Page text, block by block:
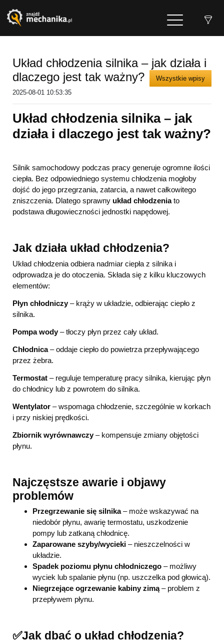
Układ chłodzenia silnika – jak działa i
dlaczego jest tak ważny?
Wszystkie wpisy
2025-08-01 10:53:35
Układ chłodzenia silnika – jak
działa i dlaczego jest tak ważny?
Silnik samochodowy podczas pracy generuje ogromne ilości
ciepła. Bez odpowiedniego systemu chłodzenia mogłoby
dojść do jego przegrzania, zatarcia, a nawet całkowitego
zniszczenia. Dlatego sprawny układ chłodzeniato
podstawa długowieczności jednostki napędowej.
Jak działa układ chłodzenia?
Układ chłodzenia odbiera nadmiar ciepła z silnika i
odprowadza je do otoczenia. Składa się z kilku kluczowych
elementów:
Płyn chłodniczy – krąży w układzie, odbierając ciepło z
silnika.
Pompa wody – tłoczy płyn przez cały układ.
Chłodnica – oddaje ciepło do powietrza przepływającego
przez żebra.
Termostat – reguluje temperaturę pracy silnika, kierując płyn
do chłodnicy lub z powrotem do silnika.
Wentylator – wspomaga chłodzenie, szczególnie w korkach
i przy niskiej prędkości.
Zbiornik wyrównawczy – kompensuje zmiany objętości
płynu.
Najczęstsze awarie i objawy
problemów
Przegrzewanie się silnika – może wskazywać na
niedobór płynu, awarię termostatu, uszkodzenie
pompy lub zatkaną chłodnicę.
Zaparowane szyby/wycieki – nieszczelności w
układzie.
Spadek poziomu płynu chłodniczego – możliwy
wyciek lub spalanie płynu (np. uszczelka pod głowicą).
Niegrzejące ogrzewanie kabiny zimą – problem z
przepływem płynu.
✅Jak dbać o układ chłodzenia?